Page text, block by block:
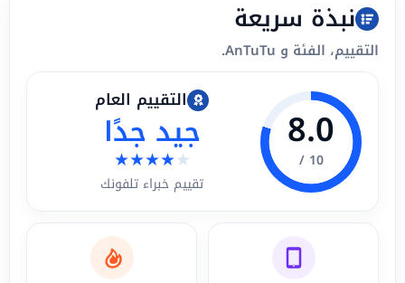
نبذة سريعة
التقييم، الفئة و AnTuTu.
8.0
10 /
التقييم العام
جيد جدًا
★★★★★
تقييم خبراء تلفونك